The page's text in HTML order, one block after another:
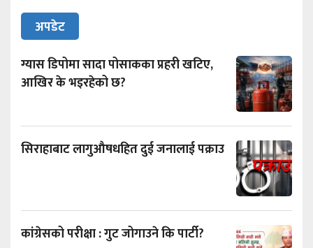
अपडेट
ग्यास डिपोमा सादा पोसाकका प्रहरी खटिए,
आखिर के भइरहेको छ?
सिराहाबाट लागुऔषधहित दुई जनालाई पक्राउ
कांग्रेसको परीक्षा : गुट जोगाउने कि पार्टी?